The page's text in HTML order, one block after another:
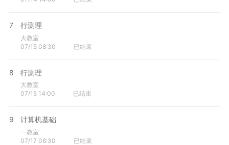
7 行测理
大教室
07/15 08:30
已结束
8 行测理
大教室
07/15 14:00
已结束
9 计算机基础
一教室
07/17 08:30
已结束